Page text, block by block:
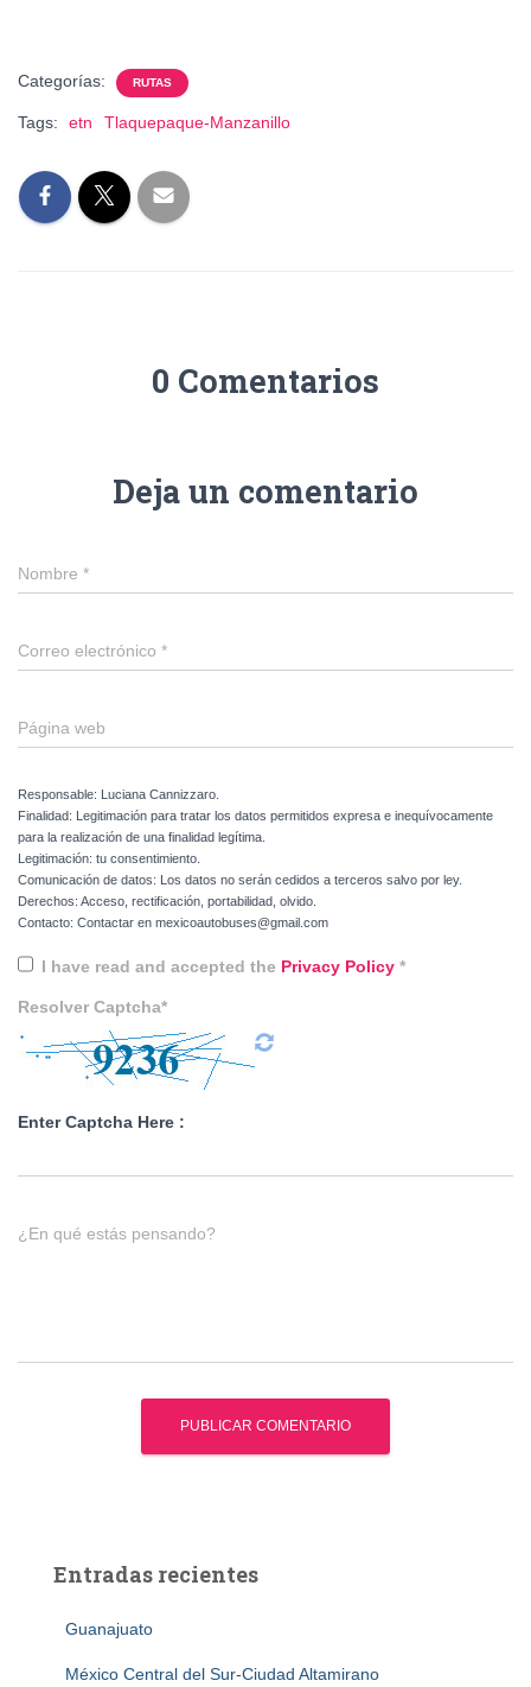
Categorías: RUTAS
Tags: etn Tlaquepaque-Manzanillo
0 Comentarios
Deja un comentario
Nombre *
Correo electrónico *
Página web
Responsable: Luciana Cannizzaro.
Finalidad: Legitimación para tratar los datos permitidos expresa e inequívocamente
para la realización de una finalidad legítima.
Legitimación: tu consentimiento.
Comunicación de datos: Los datos no serán cedidos a terceros salvo por ley.
Derechos: Acceso, rectificación, portabilidad, olvido.
Contacto: Contactar en mexicoautobuses@gmail.com
I have read and accepted the Privacy Policy *
Resolver Captcha*
Enter Captcha Here :
¿En qué estás pensando?
Entradas recientes
Guanajuato
México Central del Sur-Ciudad Altamirano